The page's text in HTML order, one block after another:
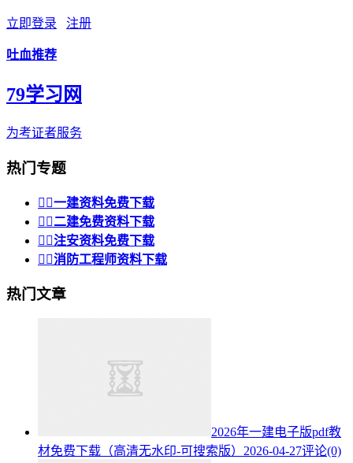
立即登录 注册
吐血推荐
79学习网
为考证者服务
热门专题
 一建资料免费下载
 二建免费资料下载
 注安资料免费下载
 消防工程师资料下载
热门文章
2026年一建电子版pdf教
材免费下载（高清无水印-可搜索版） 2026-04-27评论(0)